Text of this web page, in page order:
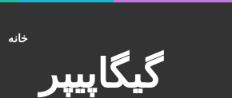
گیگاپیپر
خانه